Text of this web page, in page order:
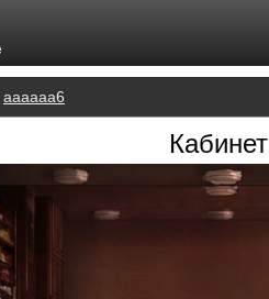
aaaaaa6
Кабинет